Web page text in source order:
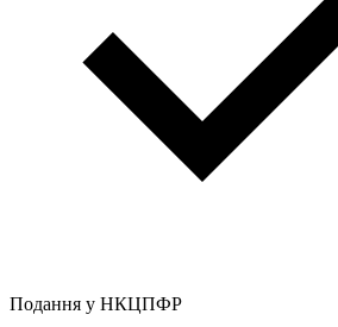
Подання у НКЦПФР